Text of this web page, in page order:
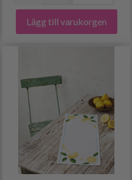
Lägg till varukorgen